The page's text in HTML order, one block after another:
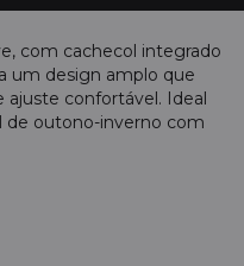
com cachecol integrado
um design amplo que
confortável. Ideal
de outono-inverno com